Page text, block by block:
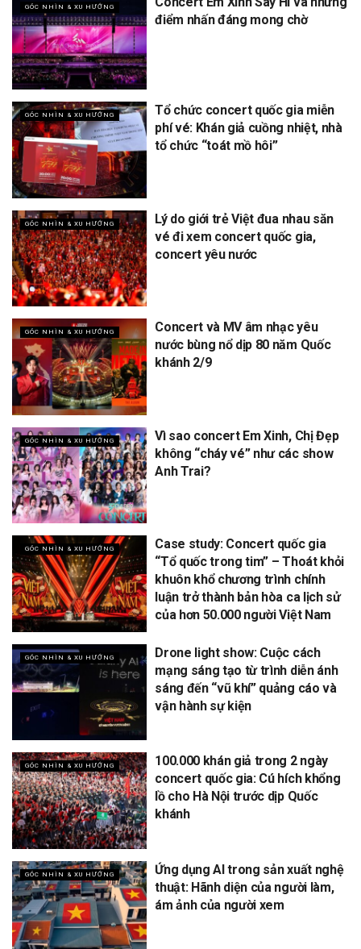
GÓC NHÌN & XU HƯỚNG
điểm nhấn đáng mong chờ
GÓC NHÌN & XU HƯỚNG
Tổ chức concert quốc gia miễn
phí vé: Khán giả cuồng nhiệt, nhà
tổ chức “toát mồ hôi”
GÓC NHÌN & XU HƯỚNG
Lý do giới trẻ Việt đua nhau săn
vé đi xem concert quốc gia,
concert yêu nước
GÓC NHÌN & XU HƯỚNG
Concert và MV âm nhạc yêu
nước bùng nổ dịp 80 năm Quốc
khánh 2/9
GÓC NHÌN & XU HƯỚNG
Vì sao concert Em Xinh, Chị Đẹp
không “cháy vé” như các show
Anh Trai?
GÓC NHÌN & XU HƯỚNG
Case study: Concert quốc gia
“Tổ quốc trong tim” – Thoát khỏi
khuôn khổ chương trình chính
luận trở thành bản hòa ca lịch sử
của hơn 50.000 người Việt Nam
GÓC NHÌN & XU HƯỚNG
Drone light show: Cuộc cách
mạng sáng tạo từ trình diễn ánh
sáng đến “vũ khí” quảng cáo và
vận hành sự kiện
GÓC NHÌN & XU HƯỚNG
100.000 khán giả trong 2 ngày
concert quốc gia: Cú hích khổng
lồ cho Hà Nội trước dịp Quốc
khánh
GÓC NHÌN & XU HƯỚNG
Ứng dụng AI trong sản xuất nghệ
thuật: Hãnh diện của người làm,
ám ảnh của người xem